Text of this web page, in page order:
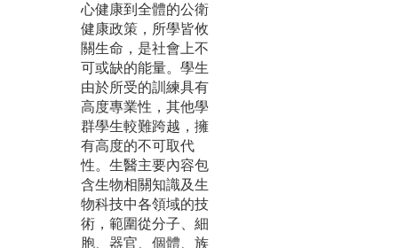
心健康到全體的公衛
健康政策，所學皆攸
關生命，是社會上不
可或缺的能量。學生
由於所受的訓練具有
高度專業性，其他學
群學生較難跨越，擁
有高度的不可取代
性。生醫主要內容包
含生物相關知識及生
物科技中各領域的技
術，範圍從分子、細
胞、器官、個體、族